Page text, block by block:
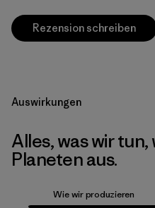
Rezension schreiben
Auswirkungen
Alles, was wir
Planeten aus.
Wie wir produzieren